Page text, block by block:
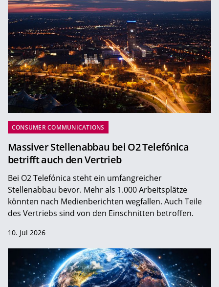
CONSUMER COMMUNICATIONS
Massiver Stellenabbau bei O2 Telefónica
betrifft auch den Vertrieb
Bei O2 Telefónica steht ein umfangreicher
Stellenabbau bevor. Mehr als 1.000 Arbeitsplätze
könnten nach Medienberichten wegfallen. Auch Teile
des Vertriebs sind von den Einschnitten betroffen.
10. Jul 2026